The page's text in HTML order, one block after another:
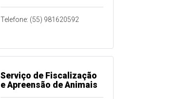
Telefone: (55) 981620592
Serviço de Fiscalização
e Apreensão de Animais